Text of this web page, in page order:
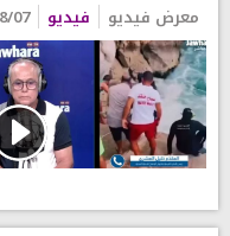
معرض فيديو فيديو